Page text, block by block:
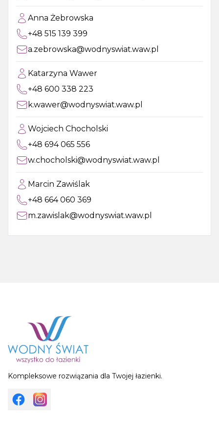
Anna Żebrowska
+48 515 139 399
a.zebrowska@wodnyswiat.waw.pl
Katarzyna Wawer
+48 600 338 223
k.wawer@wodnyswiat.waw.pl
Wojciech Chocholski
+48 694 065 556
w.chocholski@wodnyswiat.waw.pl
Marcin Zawiślak
+48 664 060 369
m.zawislak@wodnyswiat.waw.pl
Kompleksowe rozwiązania dla Twojej łazienki.